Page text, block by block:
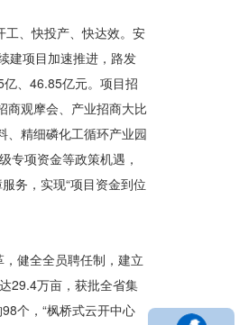
工、快投产、快达效。安
建项目加速推进，路发
亿、46.85亿元。项目招
商观摩会、产业招商大比
、精细磷化工循环产业园
专项资金等政策机遇，
务，实现“项目资金到位
健全全员聘任制，建立
29.4万亩，获批全省集
个，“枫桥式云开中心